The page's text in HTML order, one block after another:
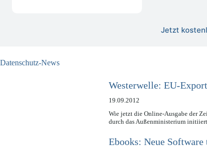
Jetzt
Datenschutz-News
Westerwelle: EU-
19.09.2012
Wie jetzt die Online-Ausgabe der
durch das Außenministerium
Ebooks: Neue